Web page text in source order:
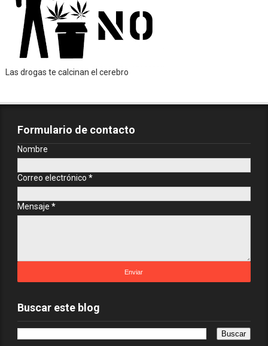
Las drogas te calcinan el cerebro
Formulario de contacto
Nombre
Correo electrónico *
Mensaje *
Buscar este blog